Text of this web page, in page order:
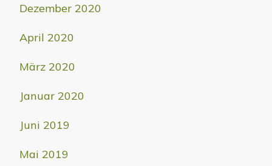
Dezember 2020
April 2020
März 2020
Januar 2020
Juni 2019
Mai 2019